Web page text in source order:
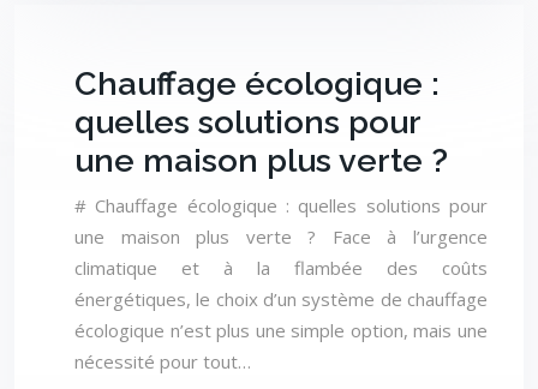
Chauffage écologique :
quelles solutions pour
une maison plus verte ?
# Chauffage écologique : quelles solutions pour
une maison plus verte ? Face à l’urgence
climatique et à la flambée des coûts
énergétiques, le choix d’un système de chauffage
écologique n’est plus une simple option, mais une
nécessité pour tout…